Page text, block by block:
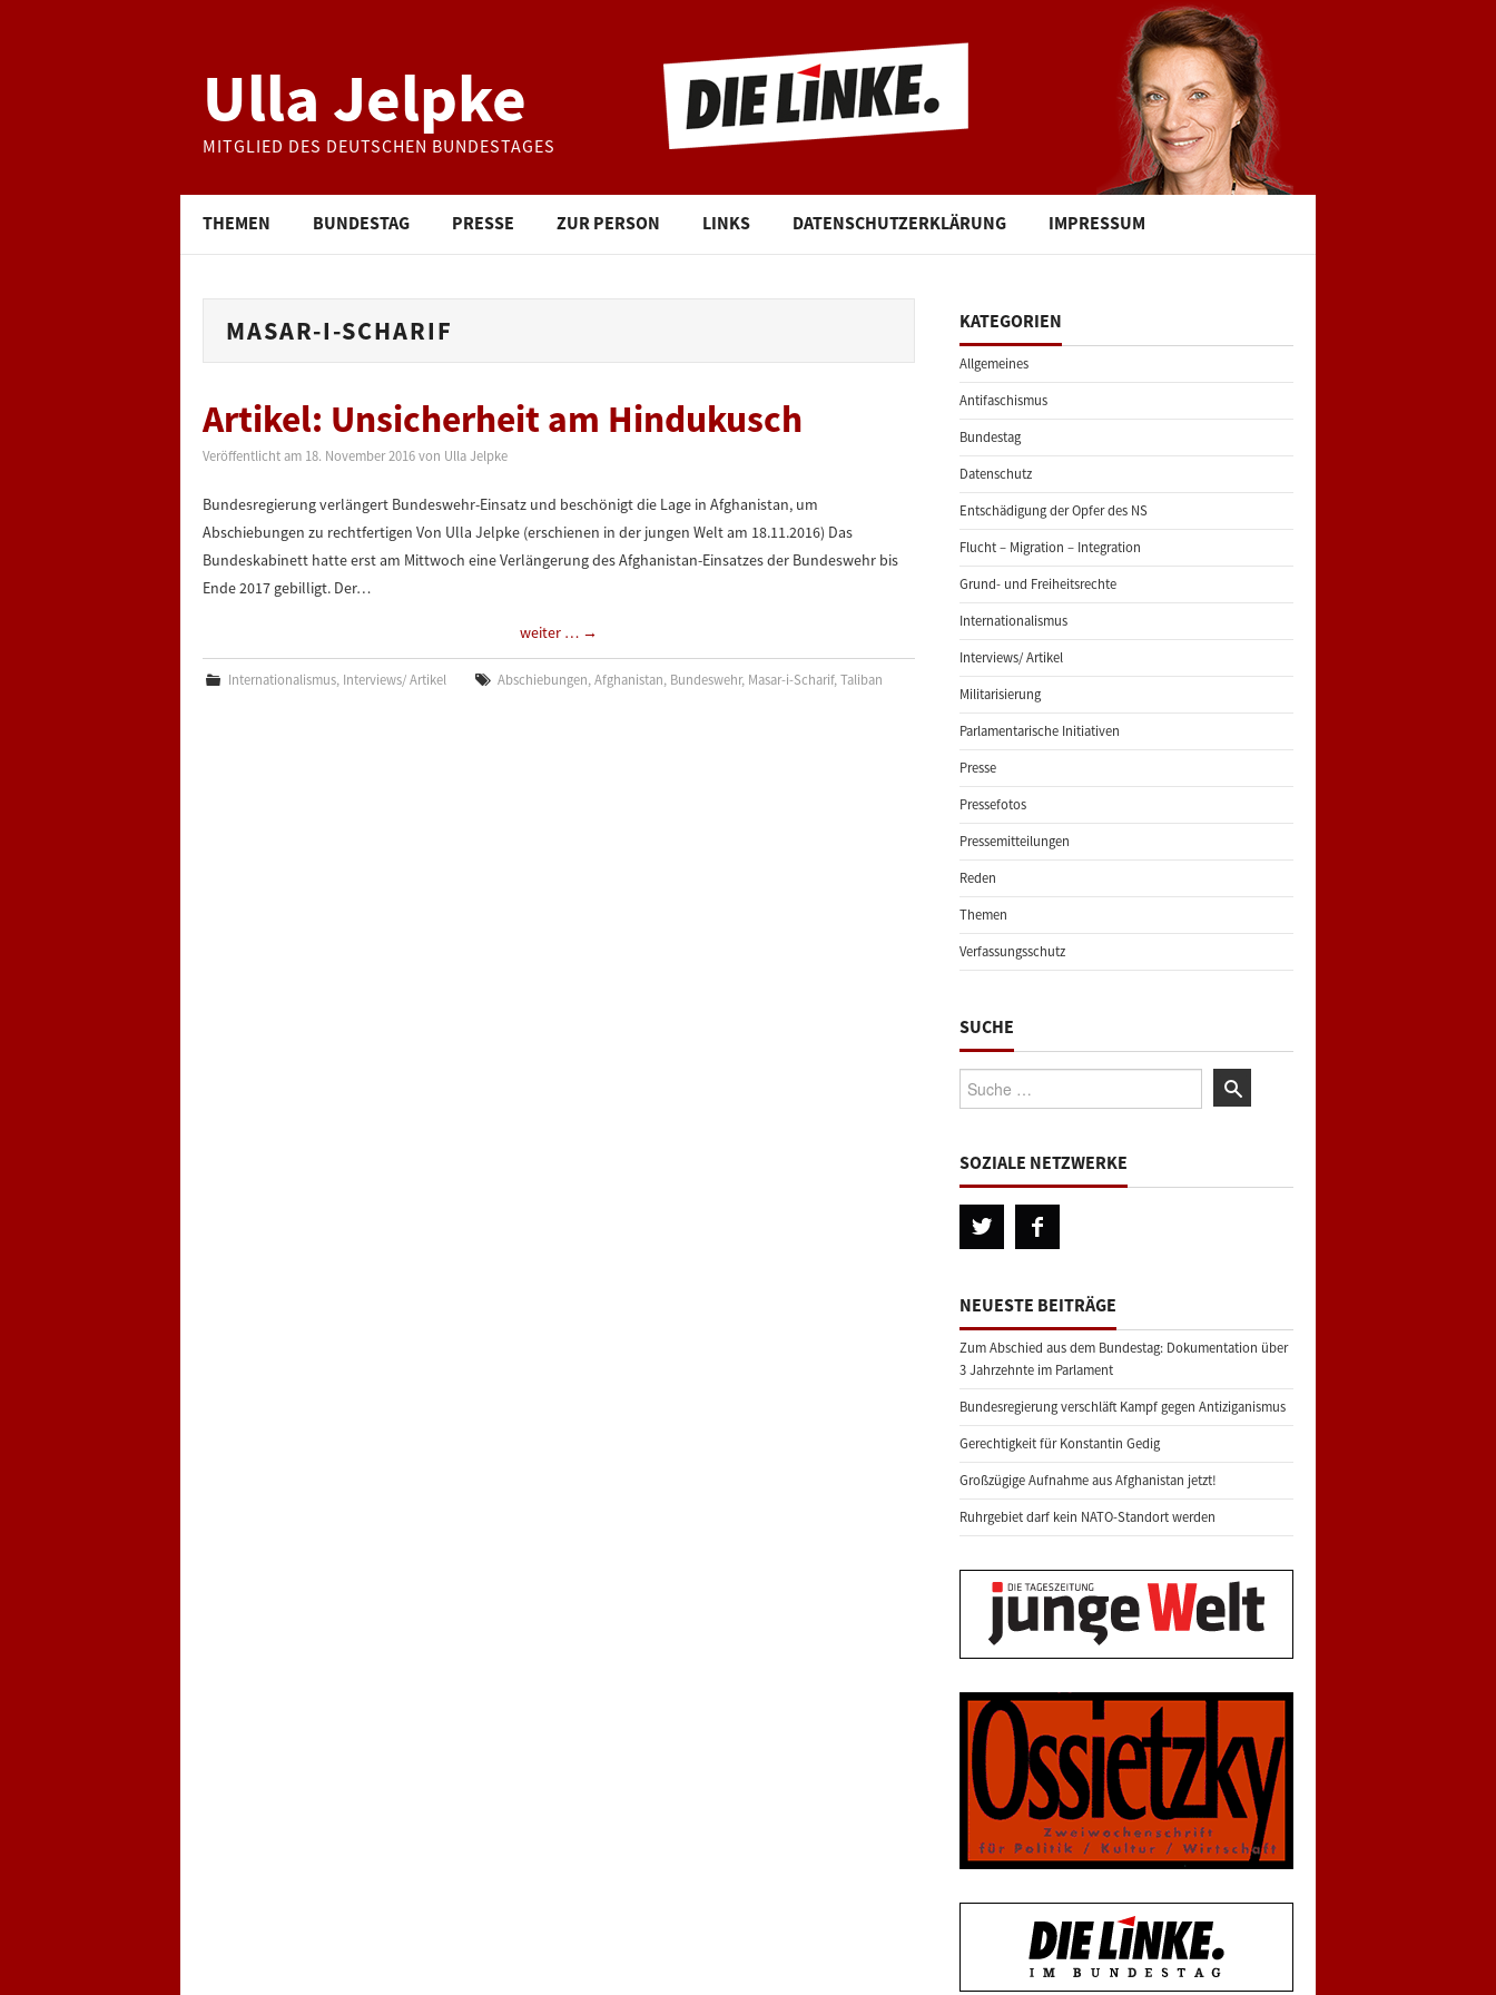
Ulla Jelpke
MITGLIED DES DEUTSCHEN BUNDESTAGES
THEMEN BUNDESTAG PRESSE ZUR PERSON LINKS DATENSCHUTZERKLÄRUNG IMPRESSUM
MASAR-I-SCHARIF
Artikel: Unsicherheit am Hindukusch
Veröffentlicht am 18. November 2016 von Ulla Jelpke
Bundesregierung verlängert Bundeswehr-Einsatz und beschönigt die Lage in Afghanistan, um
Abschiebungen zu rechtfertigen Von Ulla Jelpke (erschienen in der jungen Welt am 18.11.2016) Das
Bundeskabinett hatte erst am Mittwoch eine Verlängerung des Afghanistan-Einsatzes der Bundeswehr bis
Ende 2017 gebilligt. Der…
weiter … →
Internationalismus, Interviews/ Artikel Abschiebungen,Afghanistan, Bundeswehr, Masar-i-Scharif,Taliban
KATEGORIEN
Allgemeines
Antifaschismus
Bundestag
Datenschutz
Entschädigung der Opfer des NS
Flucht – Migration – Integration
Grund- und Freiheitsrechte
Internationalismus
Interviews/ Artikel
Militarisierung
Parlamentarische Initiativen
Presse
Pressefotos
Pressemitteilungen
Reden
Themen
Verfassungsschutz
SUCHE
Suche:
SOZIALE NETZWERKE
NEUESTE BEITRÄGE
Zum Abschied aus dem Bundestag: Dokumentation über
3 Jahrzehnte im Parlament
Bundesregierung verschläft Kampf gegen Antiziganismus
Gerechtigkeit für Konstantin Gedig
Großzügige Aufnahme aus Afghanistan jetzt!
Ruhrgebiet darf kein NATO-Standort werden